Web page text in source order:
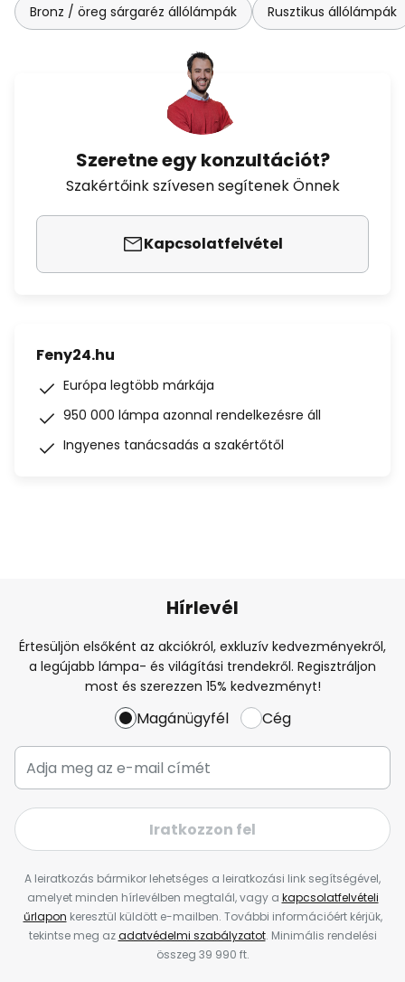
Bronz / öreg sárgaréz állólámpák Rusztikus állólámpák
Szeretne egy konzultációt?
Szakértőink szívesen segítenek Önnek
Kapcsolatfelvétel
Feny24.hu
Európa legtöbb márkája
950 000 lámpa azonnal rendelkezésre áll
Ingyenes tanácsadás a szakértőtől
Hírlevél
Értesüljön elsőként az akciókról, exkluzív kedvezményekről,
a legújabb lámpa- és világítási trendekről. Regisztráljon
most és szerezzen 15% kedvezményt!
Magánügyfél Cég
Iratkozzon fel
A leiratkozás bármikor lehetséges a leiratkozási link segítségével,
amelyet minden hírlevélben megtalál, vagy a kapcsolatfelvételi
űrlapon keresztül küldött e-mailben. További információért kérjük,
tekintse meg azadatvédelmi szabályzatot. Minimális rendelési
összeg 39 990 ft.